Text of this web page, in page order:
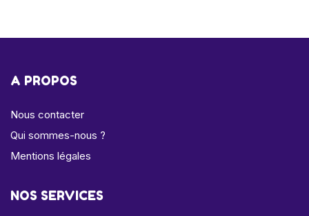
A PROPOS
Nous contacter
Qui sommes-nous ?
Mentions légales
NOS SERVICES